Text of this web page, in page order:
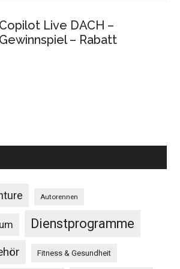
Copilot Live DACH –
Gewinnspiel – Rabatt
Autorennen
Dienstprogramme
Fitness & Gesundheit